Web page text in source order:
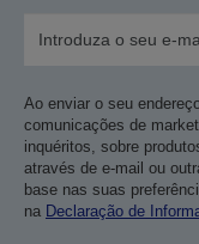
Ao enviar o seu
comunicações de
inquéritos, sobre
através de e-mail ou
base nas suas
na Declaração de